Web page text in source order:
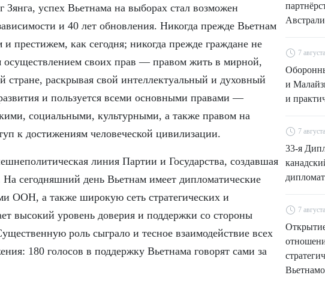
успех Вьетнама на выборах стал возможен
и 40 лет обновления. Никогда прежде Вьетнам
престижем, как сегодня; никогда прежде граждане не
осуществлением своих прав — правом жить в мирной,
стране, раскрывая свой интеллектуальный и духовный
и пользуется всеми основными правами —
социальными, культурными, а также правом на
к достижениям человеческой цивилизации.
линия Партии и Государства, создавшая
сегодняшний день Вьетнам имеет дипломатические
ООН, а также широкую сеть стратегических и
высокий уровень доверия и поддержки со стороны
роль сыграло и тесное взаимодействие всех
180 голосов в поддержку Вьетнама говорят сами за
7
и
и
7
33-я
7